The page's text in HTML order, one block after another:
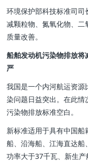
环境保护部科技标准司
减颗粒物、氮氧化物、
质量改善。
船舶发动机污染物排放
严
我国是一个内河航运资
染问题日益突出。在此
污染物排放标准空白。
新标准适用于具有中国
船、沿海船、江海直达
功率大于37千瓦、新生